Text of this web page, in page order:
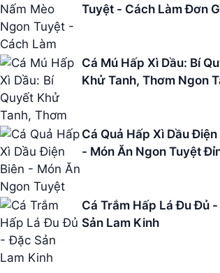
Tuyệt - Cách Làm Đơn
Cá Mú Hấp Xì Dầu: Bí
Khử Tanh, Thơm Ngon
Cá Quả Hấp Xì Dầu Điện
- Món Ăn Ngon Tuyệt
Cá Trắm Hấp Lá Đu Đủ
Sản Lam Kinh